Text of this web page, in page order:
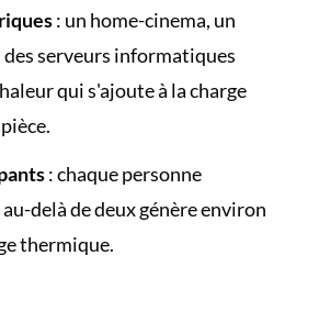
: un home-cinema, un
serveurs informatiques
qui s'ajoute à la charge
: chaque personne
delà de deux génère environ
thermique.